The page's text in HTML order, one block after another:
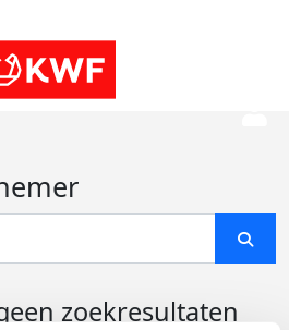
zoekresultaten